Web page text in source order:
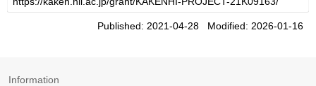
Published: 2021-04-28 Modified: 2026-01-16
Information